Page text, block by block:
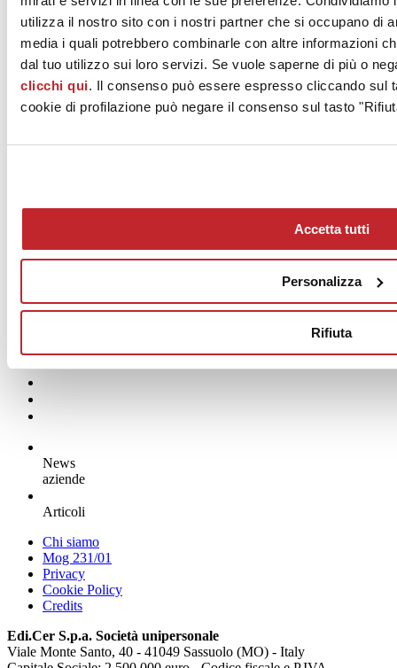
utilizza il nostro sito con i nostri partner che si occupano di
media i quali potrebbero combinarle con altre informazioni
dal tuo utilizzo sui loro servizi. Se vuole saperne di più o
clicchi qui. Il consenso può essere espresso cliccando sul
cookie di profilazione può negare il consenso sul tasto
Accetta tutti
Personalizza
Rifiuta
IMOLARTE
IMOLARTE
News
aziende
Articoli
Chi siamo
Mog 231/01
Privacy
Cookie Policy
Credits
Edi.Cer S.p.a. Società unipersonale
Viale Monte Santo, 40 - 41049 Sassuolo (MO) - Italy